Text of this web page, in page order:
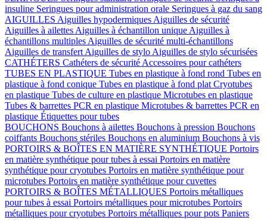
insuline Seringues pour administration orale Seringues à gaz du sang
AIGUILLES Aiguilles hypodermiques Aiguilles de sécurité
Aiguilles à ailettes Aiguilles à échantillon unique Aiguilles à
échantillons multiples Aiguilles de sécurité multi-échantillons
Aiguilles de transfert Aiguilles de stylo Aiguilles de stylo sécurisées
CATHÉTERS Cathéters de sécurité Accessoires pour cathéters
TUBES EN PLASTIQUE Tubes en plastique à fond rond Tubes en
plastique à fond conique Tubes en plastique à fond plat Cryotubes
en plastique Tubes de culture en plastique Microtubes en plastique
Tubes & barrettes PCR en plastique Microtubes & barrettes PCR en
plastique Étiquettes pour tubes
BOUCHONS Bouchons à ailettes Bouchons à pression Bouchons
coiffants Bouchons stériles Bouchons en aluminium Bouchons à vis
PORTOIRS & BOÎTES EN MATIÈRE SYNTHÉTIQUE Portoirs
en matière synthétique pour tubes à essai Portoirs en matière
synthétique pour cryotubes Portoirs en matière synthétique pour
microtubes Portoirs en matière synthétique pour cuvettes
PORTOIRS & BOÎTES MÉTALLIQUES Portoirs métalliques
pour tubes à essai Portoirs métalliques pour microtubes Portoirs
métalliques pour cryotubes Portoirs métalliques pour pots Paniers